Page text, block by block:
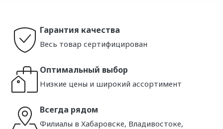
Гарантия качества
Весь товар сертифицирован
Оптимальный выбор
Низкие цены и широкий ассортимент
Всегда рядом
Филиалы в Хабаровске, Владивостоке,